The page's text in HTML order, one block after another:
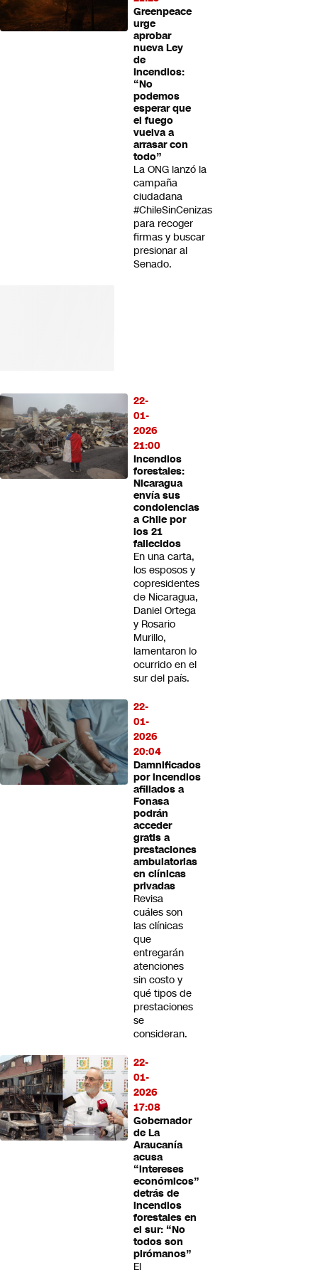
Greenpeace
urge
aprobar
nueva Ley
de
Incendios:
“No
podemos
esperar que
el fuego
vuelva a
arrasar con
todo”
La ONG lanzó la
campaña
ciudadana
#ChileSinCenizas
para recoger
firmas y buscar
presionar al
Senado.
22-
01-
2026
21:00
Incendios
forestales:
Nicaragua
envía sus
condolencias
a Chile por
los 21
fallecidos
En una carta,
los esposos y
copresidentes
de Nicaragua,
Daniel Ortega
y Rosario
Murillo,
lamentaron lo
ocurrido en el
sur del país.
22-
01-
2026
20:04
Damnificados
por incendios
afiliados a
Fonasa
podrán
acceder
gratis a
prestaciones
ambulatorias
en clínicas
privadas
Revisa
cuáles son
las clínicas
que
entregarán
atenciones
sin costo y
qué tipos de
prestaciones
se
consideran.
22-
01-
2026
17:08
Gobernador
de La
Araucanía
acusa
“intereses
económicos”
detrás de
incendios
forestales en
el sur: “No
todos son
pirómanos”
El